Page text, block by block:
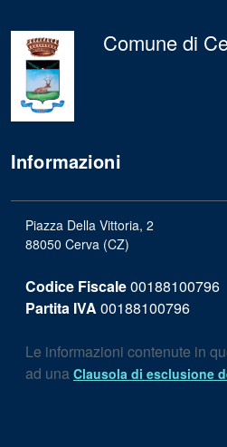
Comune di
Informazioni
Piazza Della Vittoria, 2
88050 Cerva (CZ)
Codice Fiscale00188100796
Partita IVA 00188100796
Le informazioni contenute in
ad una Clausola di esclusione